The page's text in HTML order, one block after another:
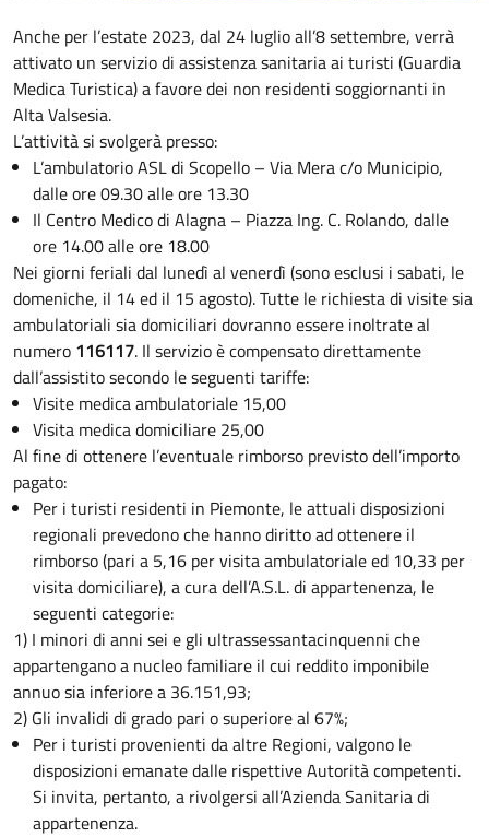
Anche per l’estate 2023, dal 24 luglio all’8 settembre, verrà
attivato un servizio di assistenza sanitaria ai turisti (Guardia
Medica Turistica) a favore dei non residenti soggiornanti in
Alta Valsesia.
L’attività si svolgerà presso:
L’ambulatorio ASL di Scopello – Via Mera c/o Municipio,
dalle ore 09.30 alle ore 13.30
Il Centro Medico di Alagna – Piazza Ing. C. Rolando, dalle
ore 14.00 alle ore 18.00
Nei giorni feriali dal lunedì al venerdì (sono esclusi i sabati, le
domeniche, il 14 ed il 15 agosto). Tutte le richiesta di visite sia
ambulatoriali sia domiciliari dovranno essere inoltrate al
numero 116117. Il servizio è compensato direttamente
dall’assistito secondo le seguenti tariffe:
Visite medica ambulatoriale 15,00
Visita medica domiciliare 25,00
Al fine di ottenere l’eventuale rimborso previsto dell’importo
pagato:
Per i turisti residenti in Piemonte, le attuali disposizioni
regionali prevedono che hanno diritto ad ottenere il
rimborso (pari a 5,16 per visita ambulatoriale ed 10,33 per
visita domiciliare), a cura dell’A.S.L. di appartenenza, le
seguenti categorie:
1) I minori di anni sei e gli ultrassessantacinquenni che
appartengano a nucleo familiare il cui reddito imponibile
annuo sia inferiore a 36.151,93;
2) Gli invalidi di grado pari o superiore al 67%;
Per i turisti provenienti da altre Regioni, valgono le
disposizioni emanate dalle rispettive Autorità competenti.
Si invita, pertanto, a rivolgersi all’Azienda Sanitaria di
appartenenza.